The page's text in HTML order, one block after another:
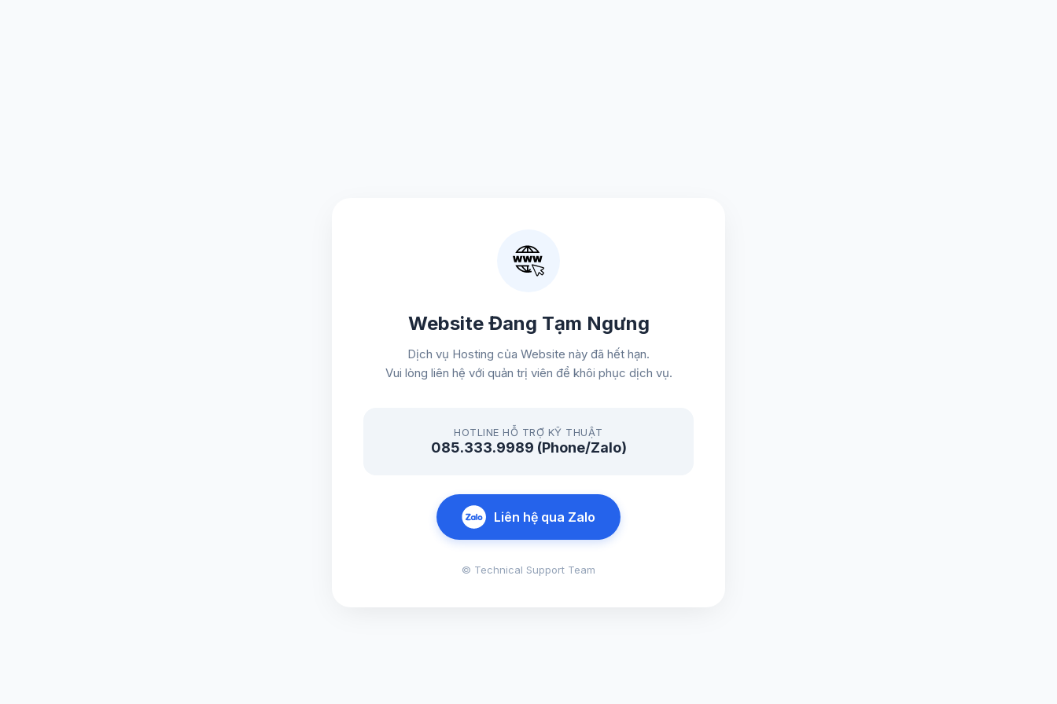
Website Đang Tạm Ngưng
Dịch vụ Hosting của Website này đã hết hạn.
Vui lòng liên hệ với quản trị viên để khôi phục dịch vụ.
HOTLINE HỖ TRỢ KỸ THUẬT
085.333.9989 (Phone/Zalo)
Liên hệ qua Zalo
© Technical Support Team